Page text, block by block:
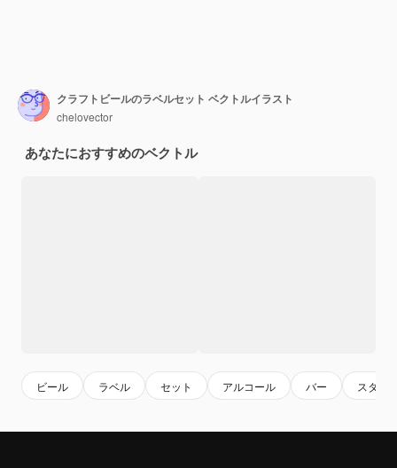
クラフトビールのラベルセット ベクトルイラスト
chelovector
あなたにおすすめのベクトル
ビール ラベル セット アルコール バー スタン